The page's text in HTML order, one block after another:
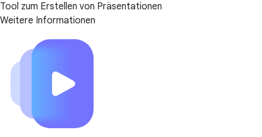
Tool zum Erstellen von Präsentationen
Weitere Informationen